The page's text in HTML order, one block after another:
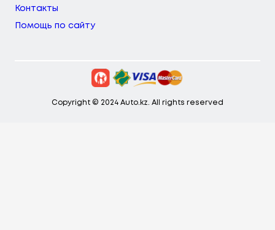
Контакты
Помощь по сайту
Copyright © 2024 Auto.kz. All rights reserved